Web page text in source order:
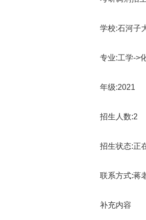
学校:石河子
专业:工学->化
年级:2021
招生人数:2
招生状态:正
联系方式:蒋老
补充内容